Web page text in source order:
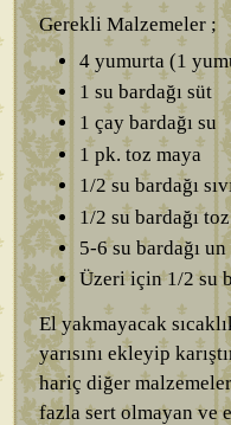
Gerekli Malzemeler ;
4 yumurta (1
1 su bardağı süt
1 çay bardağı su
1 pk. toz maya
1/2 su bardağı
1/2 su bardağı
5-6 su bardağı un
Üzeri için 1/2 su
El yakmayacak
yarısını ekleyip
hariç diğer
fazla sert olmayan ve